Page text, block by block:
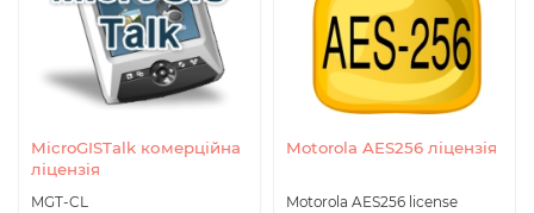
MicroGISTalk комерційна
ліцензія
MGT-CL
Motorola AES256 ліцензія
Motorola AES256 license